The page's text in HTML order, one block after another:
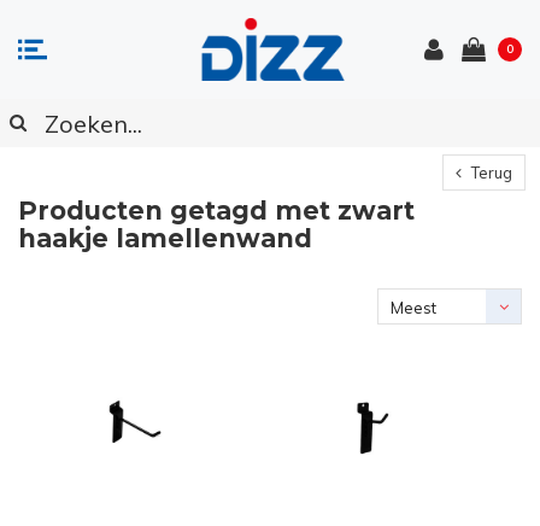
0
Terug
Producten getagd met zwart
haakje lamellenwand
Meest